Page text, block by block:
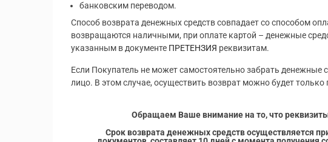
банковским переводом.
Способ возврата денежных средств совпадает со способом
возвращаются наличными, при оплате картой – денежные
указанным в документе ПРЕТЕНЗИЯ реквизитам.
Если Покупатель не может самостоятельно забрать денежные
лицо. В этом случае, осуществить возврат можно будет
Обращаем Ваше внимание на то, что
Срок возврата денежных средств осуществляется